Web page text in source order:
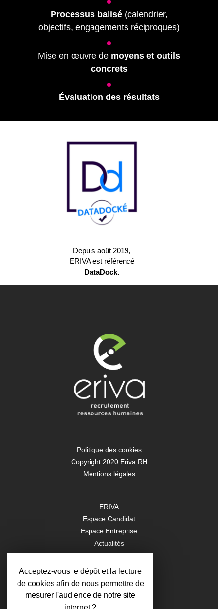
Processus balisé (calendrier,
objectifs, engagements réciproques)
Mise en œuvre de moyens et outils
concrets
Évaluation des résultats
Depuis août 2019,
ERIVA est référencé
DataDock.
Politique des cookies
Copyright 2020 Eriva RH
Mentions légales
ERIVA
Espace Candidat
Espace Entreprise
Actualités
Contact
Rejoignez-nous
sur les réseaux sociaux
Acceptez-vous le dépôt et la lecture
de cookies afin de nous permettre de
mesurer l'audience de notre site